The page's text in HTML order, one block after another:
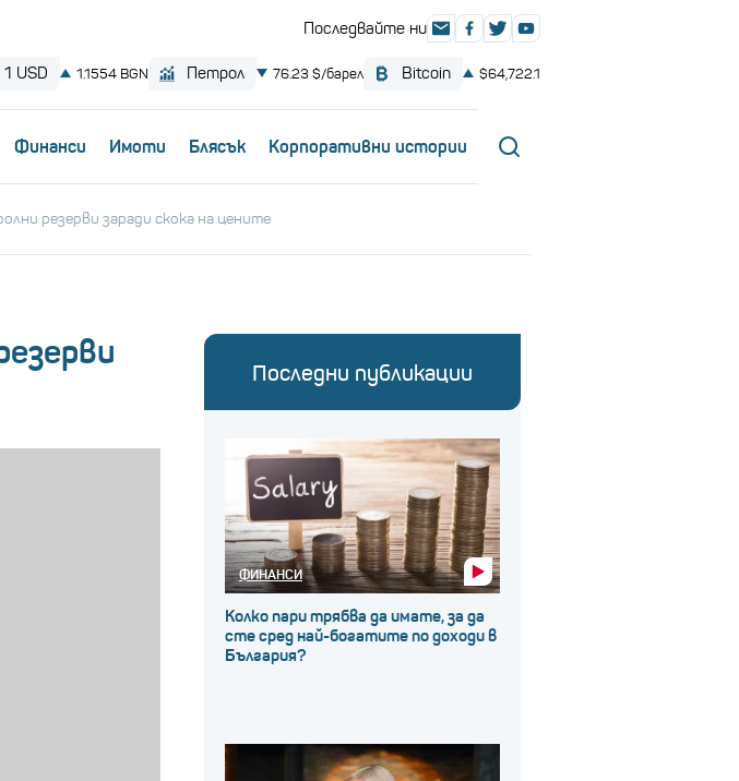
Финанси Имоти Блясък Корпоративни истории
резерви заради скока на цените
Последни публикации
ФИНАНСИ
Колко пари трябва да имате, за да
сте сред най-богатите по доходи в
България?